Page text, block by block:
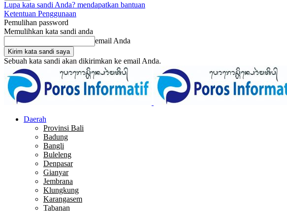
Lupa kata sandi Anda? mendapatkan bantuan
Ketentuan Penggunaan
Pemulihan password
Memulihkan kata sandi anda
email Anda
Sebuah kata sandi akan dikirimkan ke email Anda.
Daerah
Provinsi Bali
Badung
Bangli
Buleleng
Denpasar
Gianyar
Jembrana
Klungkung
Karangasem
Tabanan